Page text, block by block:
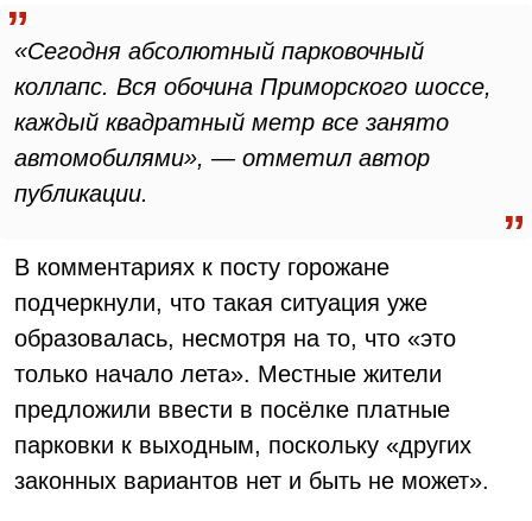
«Сегодня абсолютный парковочный
коллапс. Вся обочина Приморского шоссе,
каждый квадратный метр все занято
автомобилями», — отметил автор
публикации.
В комментариях к посту горожане
подчеркнули, что такая ситуация уже
образовалась, несмотря на то, что «это
только начало лета». Местные жители
предложили ввести в посёлке платные
парковки к выходным, поскольку «других
законных вариантов нет и быть не может».